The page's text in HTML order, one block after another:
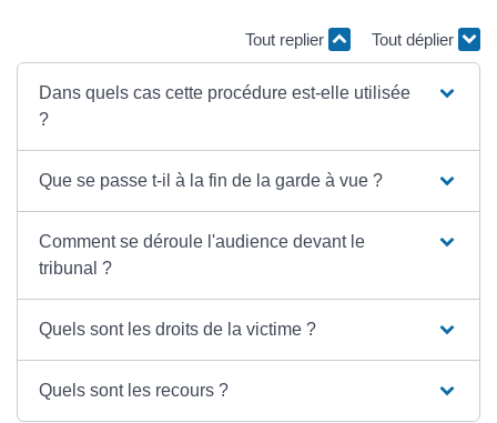
Tout replier Tout déplier
Dans quels cas cette procédure est-elle utilisée
?
Que se passe t-il à la fin de la garde à vue ?
Comment se déroule l'audience devant le
tribunal ?
Quels sont les droits de la victime ?
Quels sont les recours ?